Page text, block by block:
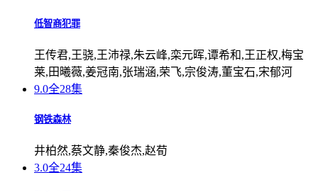
低智商犯罪
王传君,王骁,王沛禄,朱云峰,栾元晖,谭希和,王正权,梅宝
莱,田曦薇,姜冠南,张瑞涵,荣飞,宗俊涛,董宝石,宋郁河
9.0全28集
钢铁森林
井柏然,蔡文静,秦俊杰,赵荀
3.0全24集